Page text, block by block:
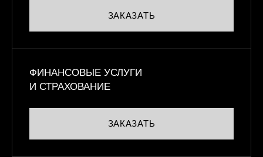
ЗАКАЗАТЬ
ФИНАНСОВЫЕ УСЛУГИ
И СТРАХОВАНИЕ
ЗАКАЗАТЬ